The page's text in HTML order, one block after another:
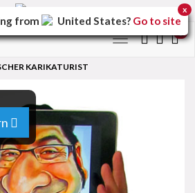
Version der Website
Toggle
KARIKATURIST
from United States? Go to site
x